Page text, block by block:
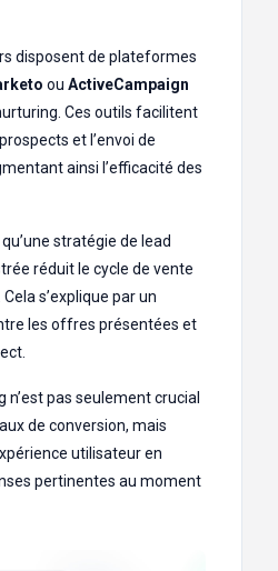
disposent de plateformes
ou ActiveCampaign
Ces outils facilitent
et l’envoi de
ainsi l’efficacité des
stratégie de lead
réduit le cycle de vente
s’explique par un
les offres présentées et
n’est pas seulement crucial
de conversion, mais
utilisateur en
pertinentes au moment